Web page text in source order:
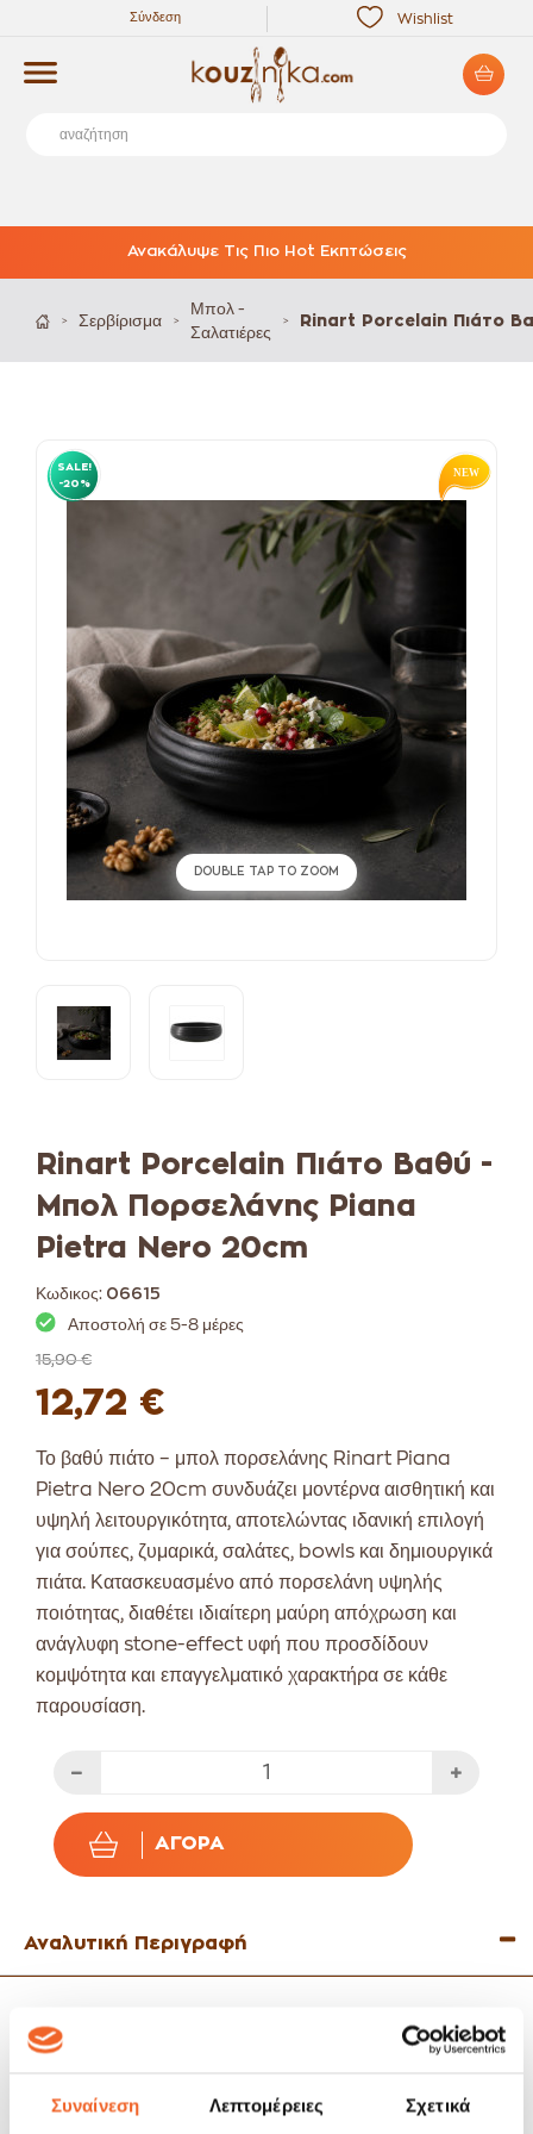
Συναίνεση Λεπτομέρειες Σχετικά
Wishlist
Σύνδεση
Ανακάλυψε Τις Πιο Hot Εκπτώσεις
> Σερβίρισμα >
Μπολ -
Σαλατιέρες
> Rinart Porcelain Πιάτο
SALE!
-20%
DOUBLE TAP TO ZOOM
Rinart Porcelain Πιάτο Βαθύ -
Μπολ Πορσελάνης Piana
Pietra Nero 20cm
Κωδικος: 06615
Αποστολή σε 5-8 μέρες
15,90 €
12,72 €
Το βαθύ πιάτο – μπολ πορσελάνης Rinart Piana
Pietra Nero 20cm συνδυάζει μοντέρνα αισθητική και
υψηλή λειτουργικότητα, αποτελώντας ιδανική επιλογή
για σούπες, ζυμαρικά, σαλάτες, bowls και δημιουργικά
πιάτα. Κατασκευασμένο από πορσελάνη υψηλής
ποιότητας, διαθέτει ιδιαίτερη μαύρη απόχρωση και
ανάγλυφη stone-effect υφή που προσδίδουν
κομψότητα και επαγγελματικό χαρακτήρα σε κάθε
παρουσίαση.
ΑΓΟΡΆ
Αναλυτική Περιγραφή
Η διάμετρος των 20cm και το βαθύ του σχήμα προσφέρουν
άνεση στο σερβίρισμα, ενώ η ανθεκτική κατασκευή του
Είναι κατάλληλο για πλυντήριο πιάτων και φούρνο